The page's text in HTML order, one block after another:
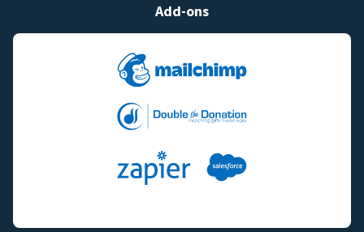
Add-ons